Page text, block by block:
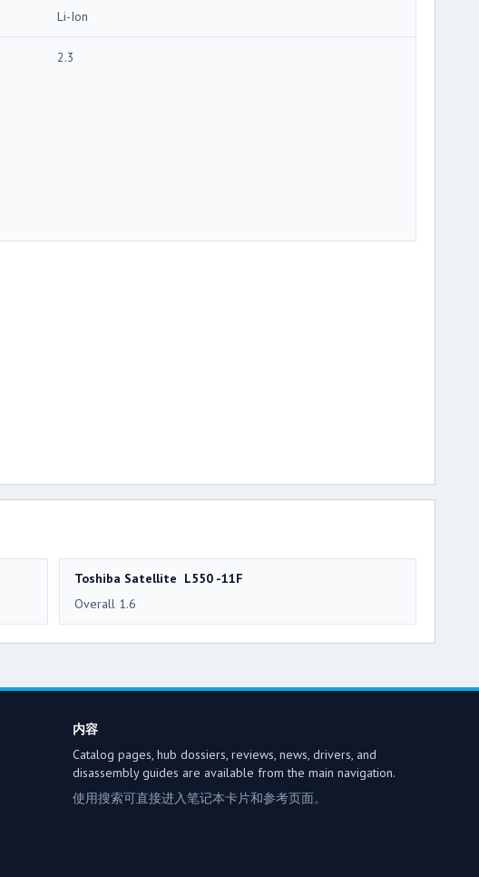
Li-Ion
2.3
Toshiba Satellite L550 -11F
Overall 1.6
内容
Catalog pages, hub dossiers, reviews, news, drivers, and
disassembly guides are available from the main navigation.
使用搜索可直接进入笔记本卡片和参考页面。